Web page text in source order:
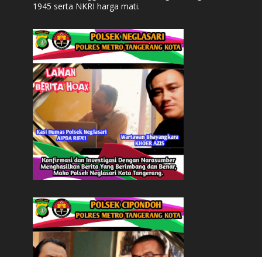
1945 serta NKRI harga mati.